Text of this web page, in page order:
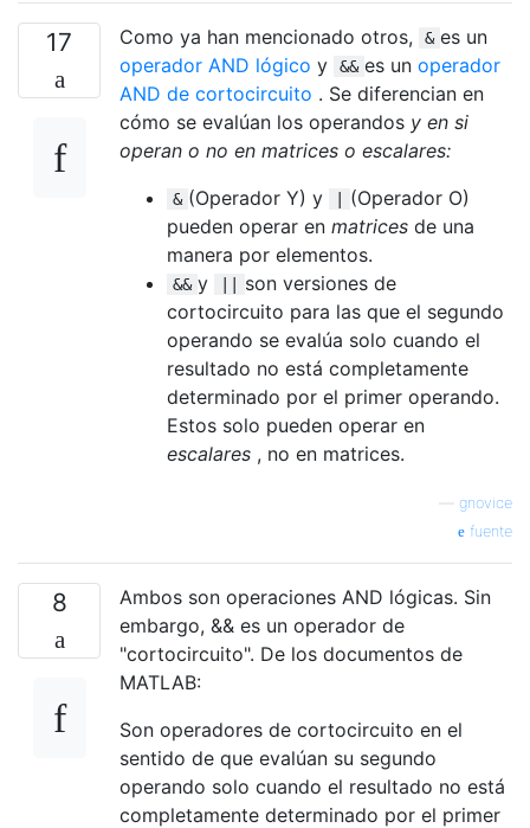
17 Como ya han mencionado otros, & es un
operador AND lógico y && es un operador
AND de cortocircuito . Se diferencian en
cómo se evalúan los operandos y en si
operan o no en matrices o escalares:
& (Operador Y) y | (Operador O)
pueden operar en matrices de una
manera por elementos.
&& y || son versiones de
cortocircuito para las que el segundo
operando se evalúa solo cuando el
resultado no está completamente
determinado por el primer operando.
Estos solo pueden operar en
escalares , no en matrices.
gnovice
fuente
8
Ambos son operaciones AND lógicas. Sin
embargo, && es un operador de
"cortocircuito". De los documentos de
MATLAB:
Son operadores de cortocircuito en el
sentido de que evalúan su segundo
operando solo cuando el resultado no está
completamente determinado por el primer